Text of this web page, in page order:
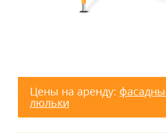
Цены на аренду:
люльки